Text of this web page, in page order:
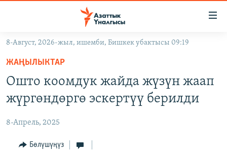
Навигацияга
өтүңүз
Издөөгө
салыңыз
ЭКОНОМИКА
МАДАНИЯТ
БОРБОР АЗИЯ
УКРАИНА
АТАЙЫН ИЛИКТӨӨ
ТВ ПРОГРАММАЛАР
8-Август, 2026-жыл, ишемби, Бишкек убактысы 09:19
ЖАҢЫЛЫКТАР
Ошто коомдук жайда жүзүн жаап
жүргөндөргө эскертүү берилди
8-Апрель, 2025
Бөлүшүңүз